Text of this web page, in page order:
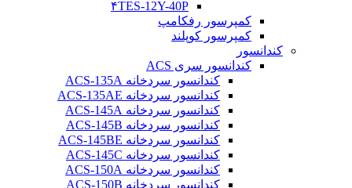
۴TES-12Y-40P
کمپرسور رفکامپ
کمپرسور کوپلند
کندانسور
کندانسور سری ACS
کندانسور سردخانه ACS-135A
کندانسور سردخانه ACS-135AE
کندانسور سردخانه ACS-145A
کندانسور سردخانه ACS-145B
کندانسور سردخانه ACS-145BE
کندانسور سردخانه ACS-145C
کندانسور سردخانه ACS-150A
کندانسور سردخانه ACS-150B